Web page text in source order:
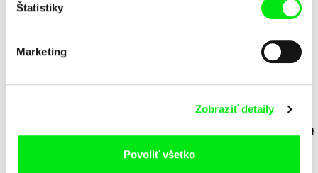
Štatistiky
Marketing
Zobraziť detaily
Povoliť všetko
Dcéra
Bohdan